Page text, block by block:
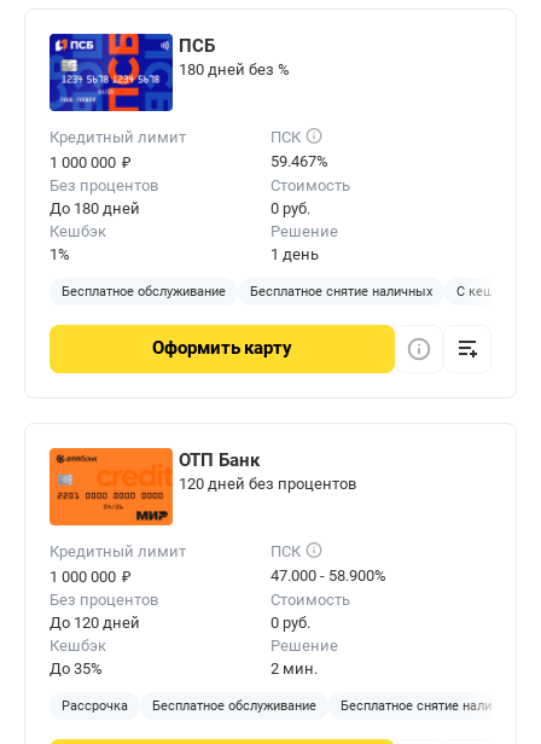
ПСБ
180 дней без %
Кредитный лимит
1 000 000 ₽
ПСК
59.467%
Без процентов
До 180 дней
Стоимость
0 руб.
Кешбэк
1%
Решение
1 день
Бесплатное обслуживание Бесплатное снятие наличных С кешбэком
Оформить карту
ОТП Банк
120 дней без процентов
Кредитный лимит
1 000 000 ₽
ПСК
47.000 - 58.900%
Без процентов
До 120 дней
Стоимость
0 руб.
Кешбэк
До 35%
Решение
2 мин.
Рассрочка Бесплатное обслуживание Бесплатное снятие наличных